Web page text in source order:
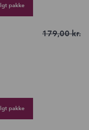
pakke
179,00kr.
pakke